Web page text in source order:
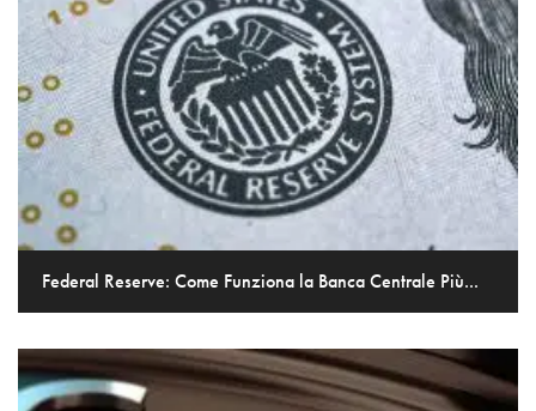
Federal Reserve: Come Funziona la Banca Centrale Più...